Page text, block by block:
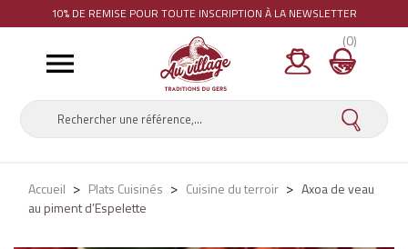
10% DE REMISE POUR TOUTE INSCRIPTION À LA NEWSLETTER

(0)
Accueil Plats Cuisinés Cuisine du terroir
Axoa de veau
au piment d’Espelette